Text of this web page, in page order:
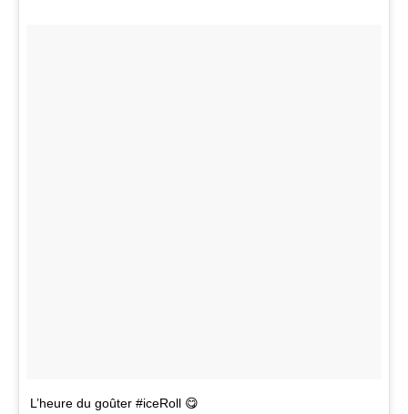
L’heure du goûter #iceRoll 😋